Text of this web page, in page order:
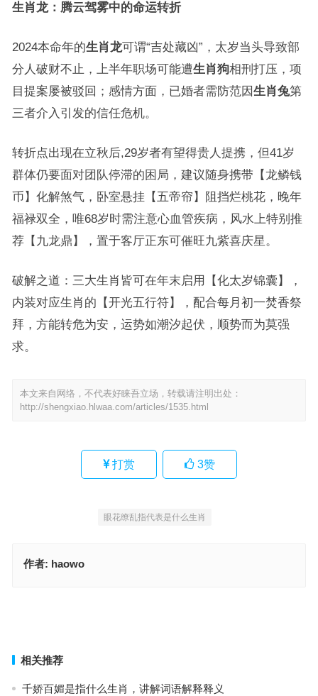
生肖龙：腾云驾雾中的命运转折
2024本命年的生肖龙可谓“吉处藏凶”，太岁当头导致部
分人破财不止，上半年职场可能遭生肖狗相刑打压，项
目提案屡被驳回；感情方面，已婚者需防范因生肖兔第
三者介入引发的信任危机。
转折点出现在立秋后,29岁者有望得贵人提携，但41岁
群体仍要面对团队停滞的困局，建议随身携带【龙鳞钱
币】化解煞气，卧室悬挂【五帝帘】阻挡烂桃花，晚年
福禄双全，唯68岁时需注意心血管疾病，风水上特别推
荐【九龙鼎】，置于客厅正东可催旺九紫喜庆星。
破解之道：三大生肖皆可在年末启用【化太岁锦囊】，
内装对应生肖的【开光五行符】，配合每月初一焚香祭
拜，方能转危为安，运势如潮汐起伏，顺势而为莫强
求。
本文来自网络，不代表好睐吾立场，转载请注明出处：
http://shengxiao.hlwaa.com/articles/1535.html
打赏 3赞
眼花缭乱指代表是什么生肖
作者: haowo
相关推荐
千娇百媚是指什么生肖，讲解词语解释释义